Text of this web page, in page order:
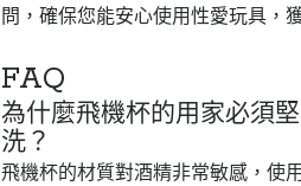
問，確保您能安心使用性愛玩具，
FAQ
為什麼飛機杯的用家必須
洗？
飛機杯的材質對酒精非常敏感，使